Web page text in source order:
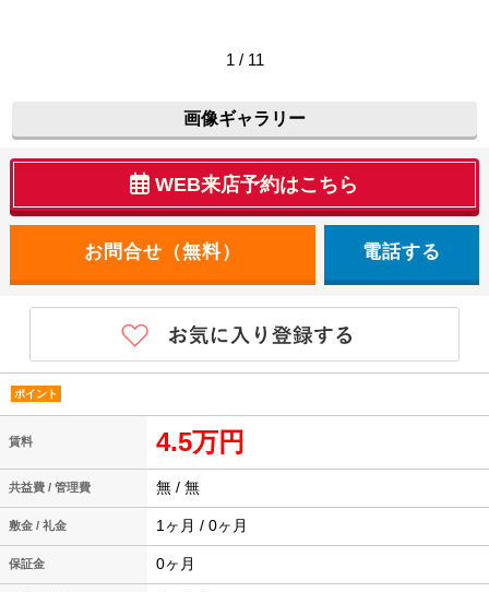
1 / 11
画像ギャラリー
WEB来店予約はこちら
電話する
ポイント
賃料 4.5万円
共益費 / 管理費 無 / 無
敷金 / 礼金 1ヶ月 / 0ヶ月
保証金 0ヶ月